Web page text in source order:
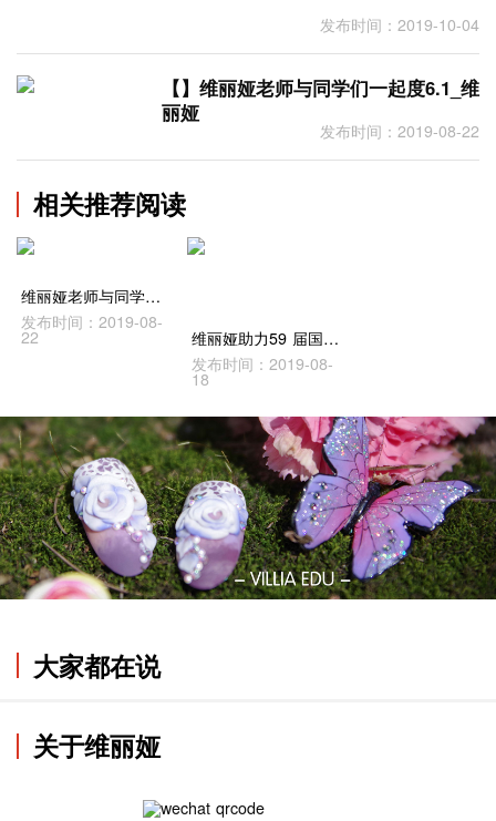
发布时间：2019-10-04
【】维丽娅老师与同学们一起度6.1_维
丽娅
发布时间：2019-08-22
相关推荐阅读
维丽娅老师与同学们一起度6.1_维丽娅
发布时间：2019-08-
22
维丽娅助力59 届国际小姐上海赛区，见证魅力魔都_
发布时间：2019-08-
18
大家都在说
关于维丽娅